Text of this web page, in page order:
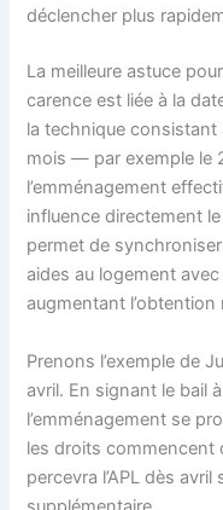
déclencher plus
La meilleure astuce
carence est liée à la
la technique consistant
mois — par exemple le
l’emménagement
influence directement
permet de
aides au logement
augmentant l’obtention
Prenons l’exemple de
avril. En signant le bail
l’emménagement se
les droits commencent
percevra l’APL dès